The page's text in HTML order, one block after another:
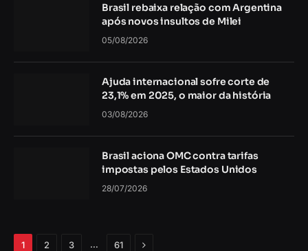
Brasil rebaixa relação com Argentina
após novos insultos de Milei
05/08/2026
Ajuda internacional sofre corte de
23,1% em 2025, o maior da história
03/08/2026
Brasil aciona OMC contra tarifas
impostas pelos Estados Unidos
28/07/2026
1 2 3 … 61 Próximo